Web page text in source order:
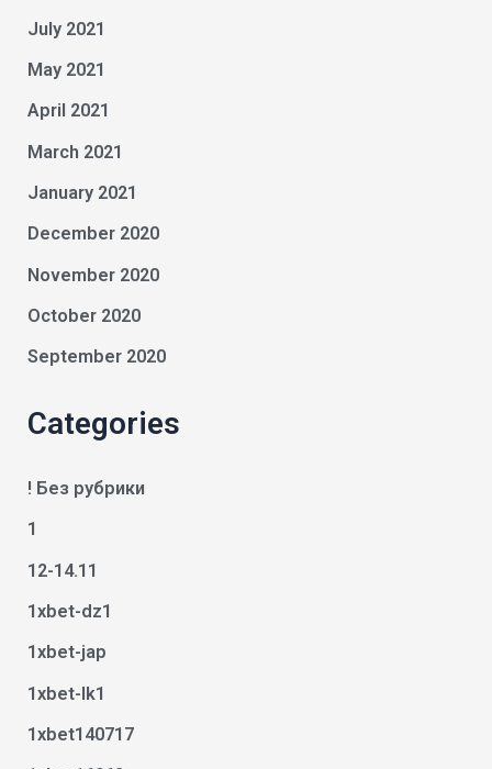
July 2021
May 2021
April 2021
March 2021
January 2021
December 2020
November 2020
October 2020
September 2020
Categories
! Без рубрики
1
12-14.11
1xbet-dz1
1xbet-jap
1xbet-lk1
1xbet140717